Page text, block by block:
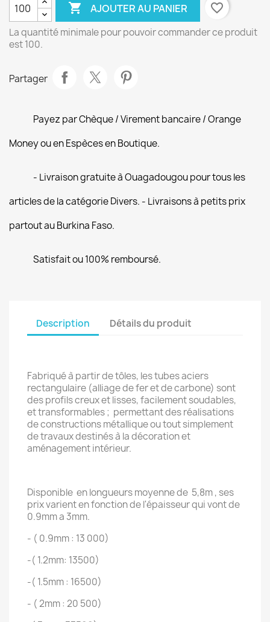
 AJOUTER AU PANIER favorite_border
La quantité minimale pour pouvoir commander ce produit
est 100.
Partager
Payez par Chèque / Virement bancaire / Orange
Money ou en Espèces en Boutique.
- Livraison gratuite à Ouagadougou pour tous les
articles de la catégorie Divers. - Livraisons à petits prix
partout au Burkina Faso.
Satisfait ou 100% remboursé.
Description Détails du produit
Fabriqué à partir de tôles, les tubes aciers
rectangulaire (alliage de fer et de carbone) sont
des profils creux et lisses, facilement soudables,
et transformables ; permettant des réalisations
de constructions métallique ou tout simplement
de travaux destinés à la décoration et
aménagement intérieur.
Disponible en longueurs moyenne de 5,8m , ses
prix varient en fonction de l'épaisseur qui vont de
0.9mm a 3mm.
- ( 0.9mm : 13 000)
-( 1.2mm: 13500)
-( 1.5mm : 16500)
- ( 2mm : 20 500)